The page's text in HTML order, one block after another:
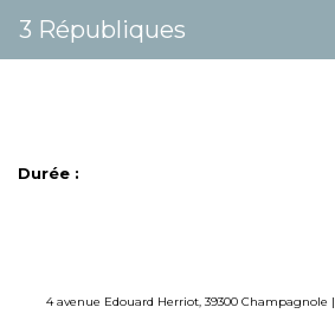
3 Républiques
Durée :
4 avenue Edouard Herriot, 39300 Champagnole |